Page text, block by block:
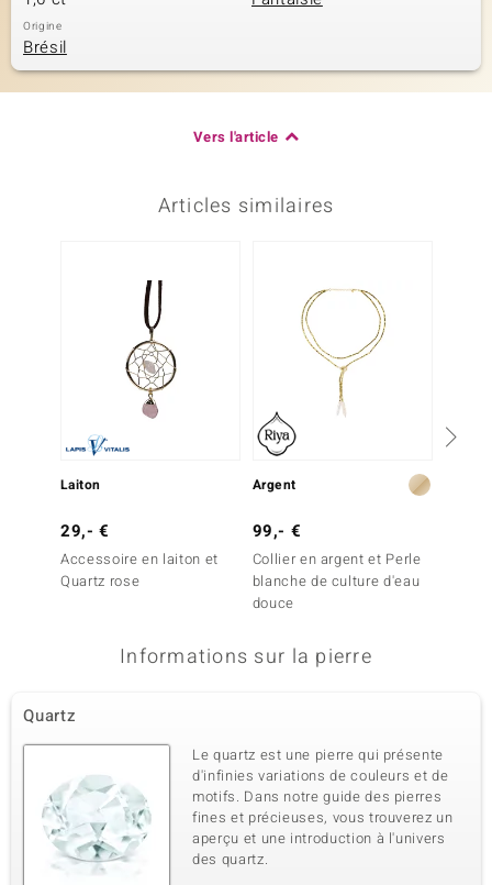
Origine
Brésil
Vers l'article
Articles similaires
Laiton
29,- €
Accessoire en laiton et
Quartz rose
Argent
99,- €
Collier en argent et Perle
blanche de culture d'eau
douce
Informations sur la pierre
Quartz
Le quartz est une pierre qui présente
d'infinies variations de couleurs et de
motifs. Dans notre guide des pierres
fines et précieuses, vous trouverez un
aperçu et une introduction à l'univers
des quartz.